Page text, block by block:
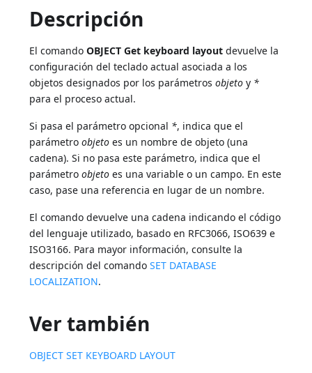
Descripción
El comandoOBJECT Get keyboard layout devuelve la
configuración del teclado actual asociada a los
objetos designados por los parámetrosobjeto y *
para el proceso actual.
Si pasa el parámetro opcional *, indica que el
parámetroobjeto es un nombre de objeto (una
cadena). Si no pasa este parámetro, indica que el
parámetroobjeto es una variable o un campo. En este
caso, pase una referencia en lugar de un nombre.
El comando devuelve una cadena indicando el código
del lenguaje utilizado, basado en RFC3066, ISO639 e
ISO3166. Para mayor información, consulte la
descripción del comandoSET DATABASE
LOCALIZATION.
Ver también
OBJECT SET KEYBOARD LAYOUT